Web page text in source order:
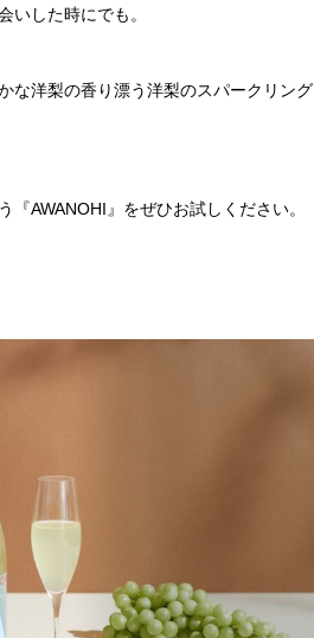
いした時にでも。
な洋梨の香り漂う洋梨のスパークリング
『AWANOHI』をぜひお試しください。